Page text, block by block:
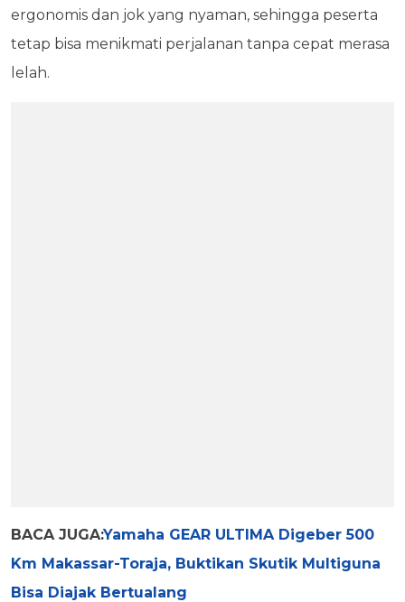
ergonomis dan jok yang nyaman, sehingga peserta
tetap bisa menikmati perjalanan tanpa cepat merasa
lelah.
BACA JUGA:Yamaha GEAR ULTIMA Digeber 500
Km Makassar-Toraja, Buktikan Skutik Multiguna
Bisa Diajak Bertualang